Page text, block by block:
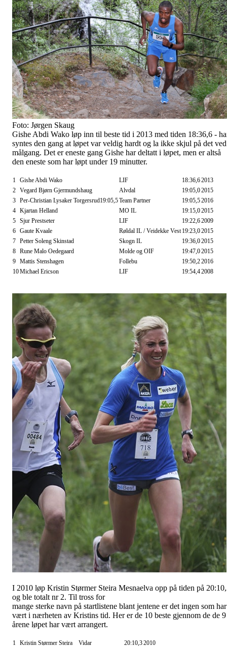
Foto: Jørgen Skaug
Gishe Abdi Wako løp inn til beste tid i 2013 med tiden 18:36,6 -
syntes den gang at løpet var veldig hardt og la ikke skjul på det ved
målgang. Det er eneste gang Gishe har deltatt i løpet, men er altså
den eneste som har løpt under 19 minutter.
1 Gishe Abdi Wako LIF 18:36,62013
2 Vegard Bjørn Gjermundshaug Alvdal 19:05,02015
3 Per-Christian Lysaker Torgersrud19:05,5Team Partner 19:05,52016
4 Kjartan Helland MO IL 19:15,02015
5 Sjur Prestseter LIF 19:22,62009
6 Gaute Kvaale Røldal IL / Veidekke Vest 19:23,02015
7 Petter Soleng Skinstad Skogn IL 19:36,02015
8 Rune Malo Oedegaard Molde og OIF 19:47,02015
9 Mattis Stenshagen Follebu 19:50,22016
10Michael Ericson LIF 19:54,42008
I 2010 løp Kristin Størmer Steira Mesnaelva opp på tiden på
og ble totalt nr 2. Til tross for
mange sterke navn på startlistene blant jentene er det ingen som har
vært i nærheten av Kristins tid. Her er de 10 beste gjennom de de 9
årene løpet har vært arrangert.
1 Kristin Størmer Steira Vidar 20:10,32010